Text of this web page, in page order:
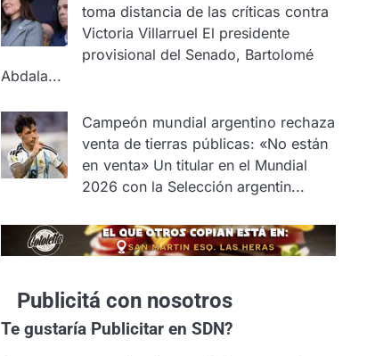
toma distancia de las críticas contra
Victoria Villarruel El presidente
provisional del Senado, Bartolomé
Abdala...
Campeón mundial argentino rechaza
venta de tierras públicas: «No están
en venta» Un titular en el Mundial
2026 con la Selección argentin...
Publicitá con nosotros
Te gustaríaPublicitar en SDN?